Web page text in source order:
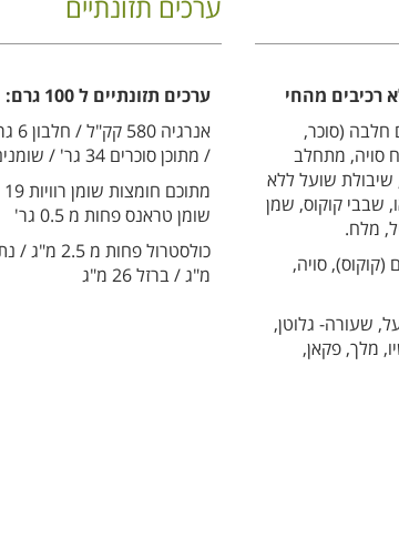
רכיבים מהחי
חלבה (סוכר,
קמח סויה, מתחלב
שיבולת שועל ללא
שבבי קוקוס, שמן
מלח.
(קוקוס), סויה,
שעורה- גלוטן,
מלך, פקאן,
ערכים תזונתיים ל 100 גרם:
/ מתוכן סוכרים 34 גר' / שומנים 41 גר'
שומן טראנס פחות מ 0.5 גר'
מ"ג / ברזל 26 מ"ג